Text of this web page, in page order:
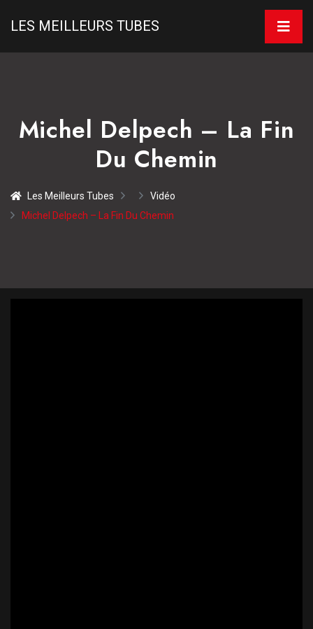
LES MEILLEURS TUBES
Michel Delpech – La Fin
Du Chemin
Les Meilleurs Tubes
Vidéo
Michel Delpech – La Fin Du Chemin